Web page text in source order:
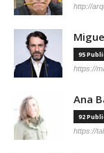
http://
95
https://
Ana
92
https://